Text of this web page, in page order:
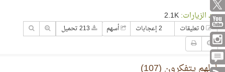
عدد الزيارات:
2 إعجابات أسهم